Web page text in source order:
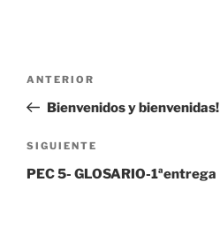
Navegación
entradas
Entrada
anterior:
ANTERIOR
Bienvenidos y bienvenidas!
Siguiente
entrada
SIGUIENTE
PEC 5- GLOSARIO-1ªentrega